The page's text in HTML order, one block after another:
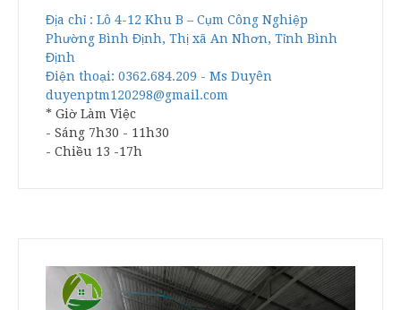
Địa chỉ : Lô 4-12 Khu B – Cụm Công Nghiệp
Phường Bình Định, Thị xã An Nhơn, Tỉnh Bình
Định
Điện thoại: 0362.684.209 - Ms Duyên
duyenptm120298@gmail.com
* Giờ Làm Việc
- Sáng 7h30 - 11h30
- Chiều 13 -17h